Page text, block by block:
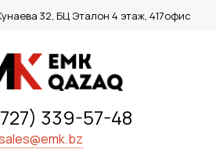
32, БЦ Эталон 4 этаж, 417офис
339-57-48